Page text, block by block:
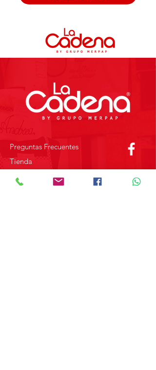
Preguntas Frecuentes
Tienda
Sobre Nosotros